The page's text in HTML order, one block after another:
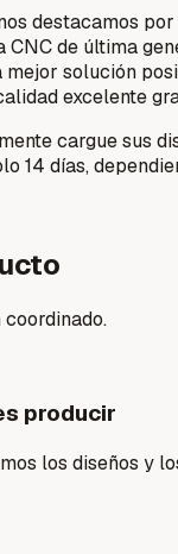
destacamos
de última
solución
excelente
cargue
14 días,
producir
los diseños y